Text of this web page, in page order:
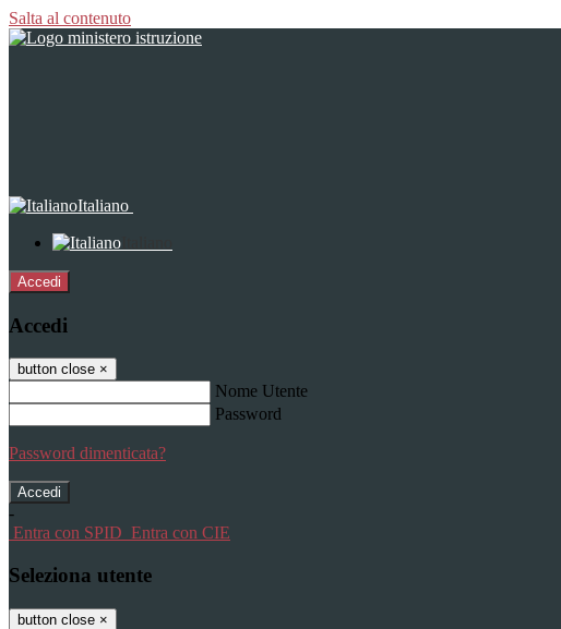
Salta al contenuto
Italiano
Accedi
Accedi
button close ×
Nome Utente
Password
Password dimenticata?
-
Entra con SPID Entra con CIE
Seleziona utente
button close ×